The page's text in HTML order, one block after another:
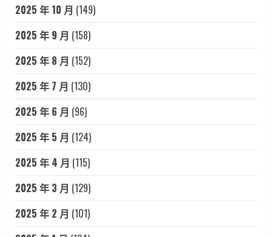
2025 年 10 月 (149)
2025 年 9 月 (158)
2025 年 8 月 (152)
2025 年 7 月 (130)
2025 年 6 月 (96)
2025 年 5 月 (124)
2025 年 4 月 (115)
2025 年 3 月 (129)
2025 年 2 月 (101)